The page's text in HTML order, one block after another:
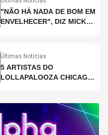
CAREY
"NÃO HÁ NADA DE BOM EM
ENVELHECER", DIZ MICK
Últimas Notícias
5 ARTISTAS DO
LOLLAPALOOZA CHICAGO